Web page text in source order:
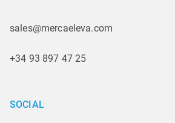
sales@mercaeleva.com
+34 93 897 47 25
SOCIAL